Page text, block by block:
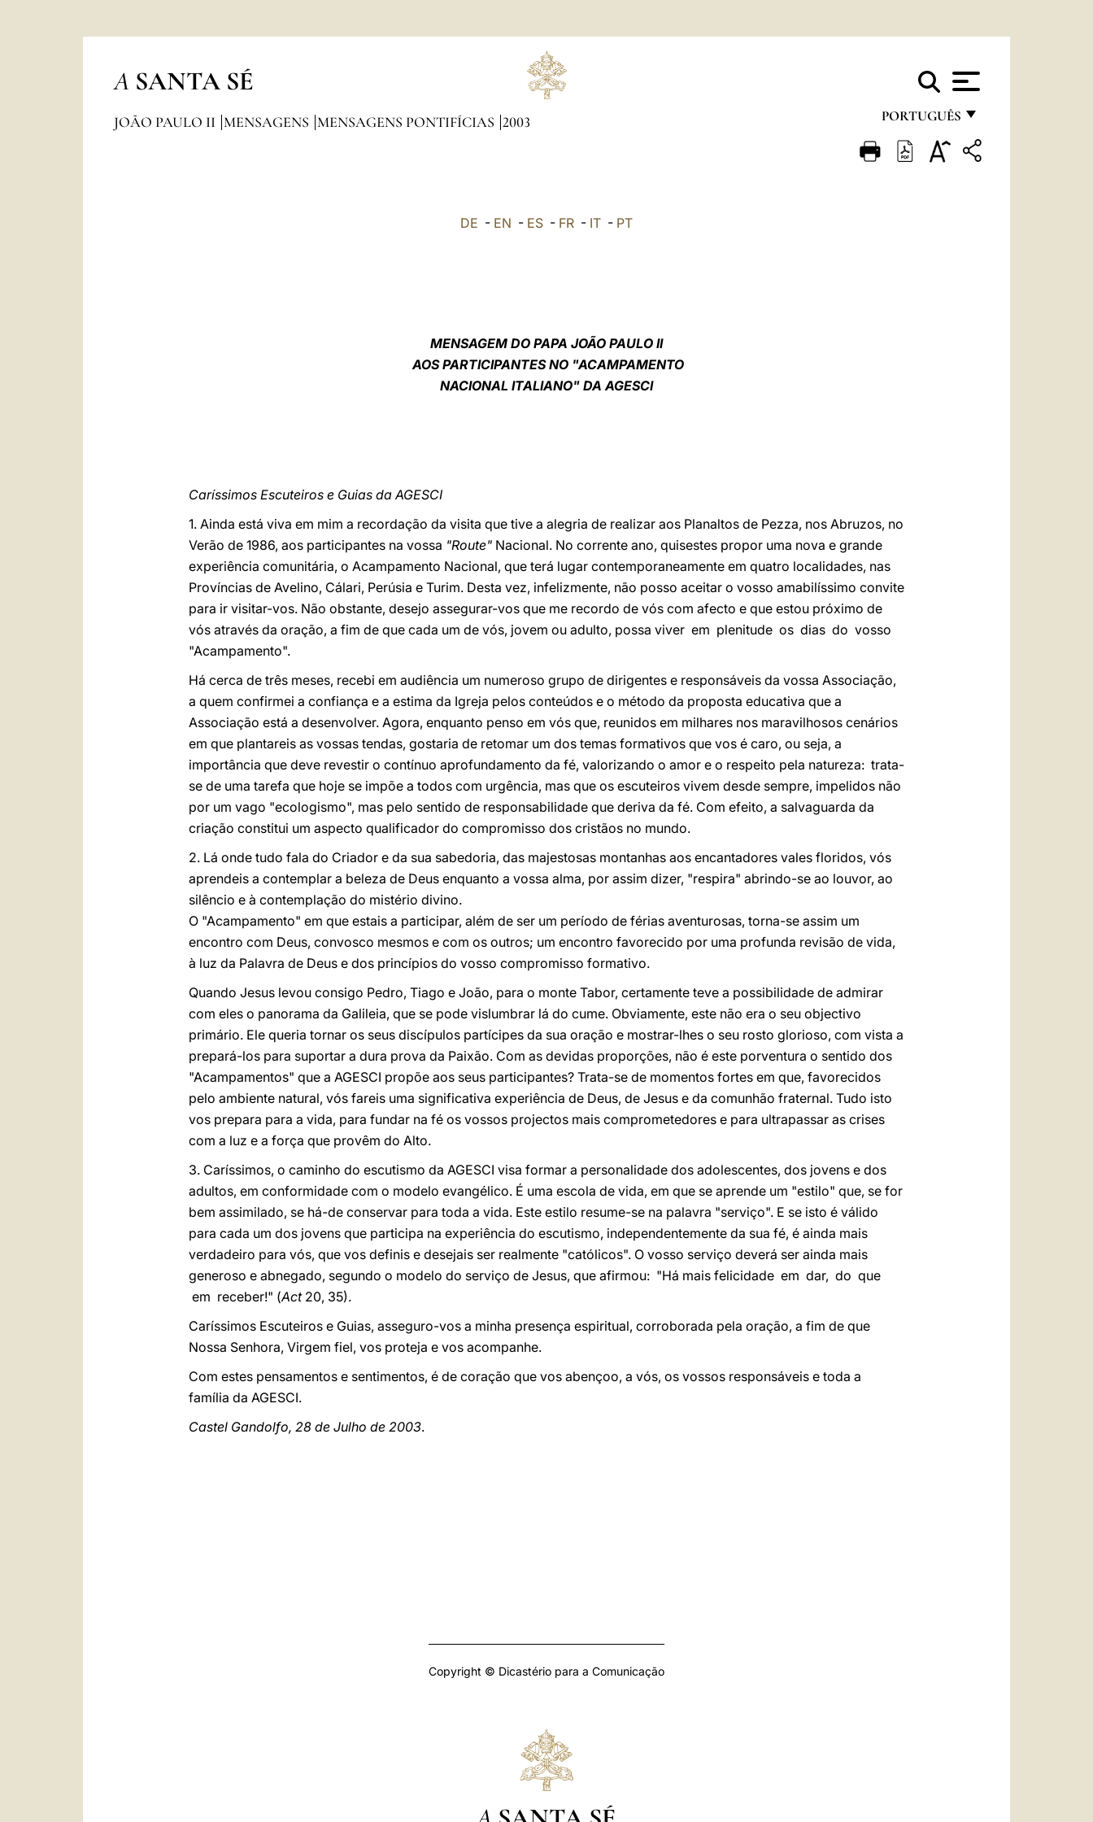
A SANTA SÉ
PORTUGUÊS
FRANÇAIS
JOÃO PAULO II MENSAGENS MENSAGENS PONTIFÍCIAS 2003
DE - EN - ES - FR - IT - PT
MENSAGEM DO PAPA JOÃO PAULO II
AOS PARTICIPANTES NO "ACAMPAMENTO
NACIONAL ITALIANO" DA AGESCI
Caríssimos Escuteiros e Guias da AGESCI
1. Ainda está viva em mim a recordação da visita que tive a alegria de realizar aos Planaltos de Pezza, nos Abruzos, no
Verão de 1986, aos participantes na vossa "Route" Nacional. No corrente ano, quisestes propor uma nova e grande
experiência comunitária, o Acampamento Nacional, que terá lugar contemporaneamente em quatro localidades, nas
Províncias de Avelino, Cálari, Perúsia e Turim. Desta vez, infelizmente, não posso aceitar o vosso amabilíssimo convite
para ir visitar-vos. Não obstante, desejo assegurar-vos que me recordo de vós com afecto e que estou próximo de
vós através da oração, a fim de que cada um de vós, jovem ou adulto, possa viver em plenitude os dias do vosso
"Acampamento".
Há cerca de três meses, recebi em audiência um numeroso grupo de dirigentes e responsáveis da vossa Associação,
a quem confirmei a confiança e a estima da Igreja pelos conteúdos e o método da proposta educativa que a
Associação está a desenvolver. Agora, enquanto penso em vós que, reunidos em milhares nos maravilhosos cenários
em que plantareis as vossas tendas, gostaria de retomar um dos temas formativos que vos é caro, ou seja, a
importância que deve revestir o contínuo aprofundamento da fé, valorizando o amor e o respeito pela natureza: trata-
se de uma tarefa que hoje se impõe a todos com urgência, mas que os escuteiros vivem desde sempre, impelidos não
por um vago "ecologismo", mas pelo sentido de responsabilidade que deriva da fé. Com efeito, a salvaguarda da
criação constitui um aspecto qualificador do compromisso dos cristãos no mundo.
2. Lá onde tudo fala do Criador e da sua sabedoria, das majestosas montanhas aos encantadores vales floridos, vós
aprendeis a contemplar a beleza de Deus enquanto a vossa alma, por assim dizer, "respira" abrindo-se ao louvor, ao
silêncio e à contemplação do mistério divino.
O "Acampamento" em que estais a participar, além de ser um período de férias aventurosas, torna-se assim um
encontro com Deus, convosco mesmos e com os outros; um encontro favorecido por uma profunda revisão de vida,
à luz da Palavra de Deus e dos princípios do vosso compromisso formativo.
Quando Jesus levou consigo Pedro, Tiago e João, para o monte Tabor, certamente teve a possibilidade de admirar
com eles o panorama da Galileia, que se pode vislumbrar lá do cume. Obviamente, este não era o seu objectivo
primário. Ele queria tornar os seus discípulos partícipes da sua oração e mostrar-lhes o seu rosto glorioso, com vista a
prepará-los para suportar a dura prova da Paixão. Com as devidas proporções, não é este porventura o sentido dos
"Acampamentos" que a AGESCI propõe aos seus participantes? Trata-se de momentos fortes em que, favorecidos
pelo ambiente natural, vós fareis uma significativa experiência de Deus, de Jesus e da comunhão fraternal. Tudo isto
vos prepara para a vida, para fundar na fé os vossos projectos mais comprometedores e para ultrapassar as crises
com a luz e a força que provêm do Alto.
3. Caríssimos, o caminho do escutismo da AGESCI visa formar a personalidade dos adolescentes, dos jovens e dos
adultos, em conformidade com o modelo evangélico. É uma escola de vida, em que se aprende um "estilo" que, se for
bem assimilado, se há-de conservar para toda a vida. Este estilo resume-se na palavra "serviço". E se isto é válido
para cada um dos jovens que participa na experiência do escutismo, independentemente da sua fé, é ainda mais
verdadeiro para vós, que vos definis e desejais ser realmente "católicos". O vosso serviço deverá ser ainda mais
generoso e abnegado, segundo o modelo do serviço de Jesus, que afirmou: "Há mais felicidade em dar, do que
em receber!" (Act20, 35).
Caríssimos Escuteiros e Guias, asseguro-vos a minha presença espiritual, corroborada pela oração, a fim de que
Nossa Senhora, Virgem fiel, vos proteja e vos acompanhe.
Com estes pensamentos e sentimentos, é de coração que vos abençoo, a vós, os vossos responsáveis e toda a
família da AGESCI.
Castel Gandolfo, 28 de Julho de 2003.
Copyright © Dicastério para a Comunicação